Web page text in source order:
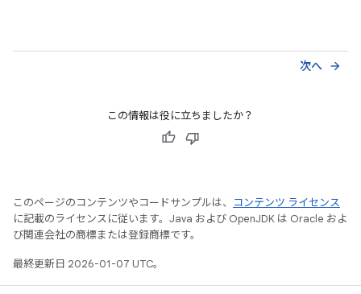
次へ arrow_forward
この情報は役に立ちましたか？
このページのコンテンツやコードサンプルは、
コンテンツ ライセンス
に記載のライセンスに従います。Java および OpenJDK は Oracle およ
び関連会社の商標または登録商標です。
最終更新日 2026-01-07 UTC。